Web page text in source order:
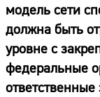
модель сети
должна быть
уровне с
федеральные